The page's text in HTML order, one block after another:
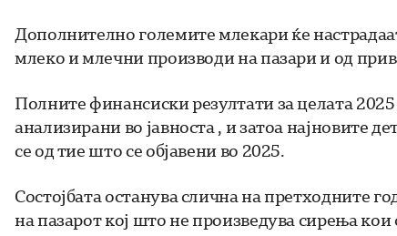
Дополнително големите млекари ќе
млеко и млечни производи на пазари и од
Полните финансиски резултати за целата
анализирани во јавноста , и затоа најновите
се од тие што се објавени во 2025.
Состојбата останува слична на претходните
на пазарот кој што не произведува сирења